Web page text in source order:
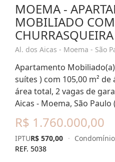
MOEMA -
MOBILIADO COM
CHURRASQUEIRA
Al. dos Aicas - Moema - São
Apartamento
suítes ) com 105,00 m² de
área total, 2 vagas de
Aicas - Moema, São Paulo
R$ 1.760.000,00
IPTUR$ 570,00 · Condomínio
REF. 5038